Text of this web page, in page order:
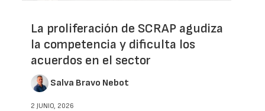
La proliferación de SCRAP agudiza
la competencia y dificulta los
acuerdos en el sector
Salva Bravo Nebot
2 JUNIO, 2026